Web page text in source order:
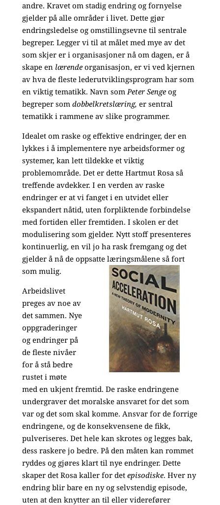
andre. Kravet om stadig endring og fornyelse
gjelder på alle områder i livet. Dette gjør
endringsledelse og omstillingsevne til sentrale
begreper. Legger vi til at målet med mye av det
som skjer er i organisasjoner nå om dagen, er å
skape en lærendeorganisasjon, er vi ved kjernen
av hva de fleste lederutviklingsprogram har som
en viktig tematikk. Navn somPeter Sengeog
begreper som dobbelkretslæring, er sentral
tematikk i rammene av slike programmer.
Idealet om raske og effektive endringer, der en
lykkes i å implementere nye arbeidsformer og
systemer, kan lett tildekke et viktig
problemområde. Det er dette Hartmut Rosa så
treffende avdekker. I en verden av raske
endringer er at vi fanget i en utvidet eller
ekspandert nåtid, uten forpliktende forbindelse
med fortiden eller fremtiden. I skolen er det
modulisering som gjelder. Nytt stoff presenteres
kontinuerlig, en vil jo ha rask fremgang og det
gjelder å nå de oppsatte læringsmålene så fort
som mulig.
Arbeidslivet
preges av noe av
det sammen. Nye
oppgraderinger
og endringer på
de fleste nivåer
for å stå bedre
rustet i møte
med en ukjent fremtid. De raske endringene
undergraver det moralske ansvaret for det som
var og det som skal komme. Ansvar for de forrige
endringene, og de konsekvensene de fikk,
pulveriseres. Det hele kan skrotes og legges bak,
dess raskere jo bedre. På den måten kan rommet
ryddes og gjøres klart til nye endringer. Dette
skaper det Rosa kaller for det episodiske. Hver ny
endring blir bare en ny og selvstendig episode,
uten at den knytter an til eller viderefører